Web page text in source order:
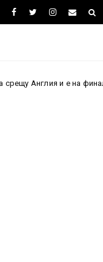
е на финал на Мондиал